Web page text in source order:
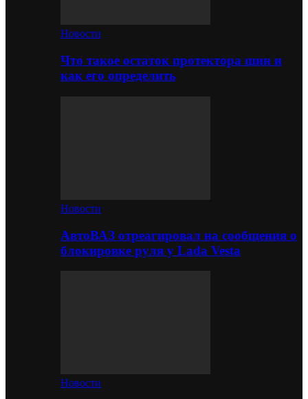
Новости
Что такое остаток протектора шин и
как его определить
Новости
АвтоВАЗ отреагировал на сообщения о
блокировке руля у Lada Vesta
Новости